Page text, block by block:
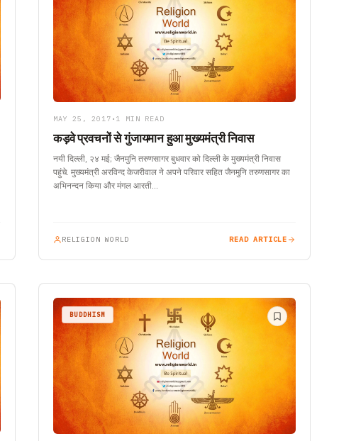
MAY 25, 2017 • 1 MIN READ
कड़वे प्रवचनों से गुंजायमान हुआ मुख्यमंत्री निवास
नयी दिल्ली, २४ मई; जैनमुनि तरुणसागर बुधवार को दिल्ली के मुख्यमंत्री निवास
पहुंचे. मुख्यमंत्री अरविन्द केजरीवाल ने अपने परिवार सहित जैनमुनि तरुणसागर का
अभिनन्दन किया और मंगल आरती…
RELIGION WORLD READ ARTICLE
BUDDHISM